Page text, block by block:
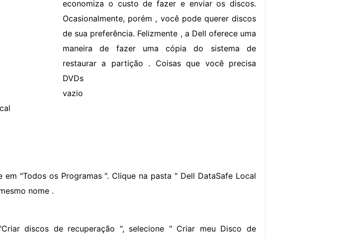
economiza o custo de fazer e enviar os discos.
Ocasionalmente, porém , você pode querer discos
de sua preferência. Felizmente , a Dell oferece uma
maneira de fazer uma cópia do sistema de
restaurar a partição . Coisas que você precisa
DVDs
vazio
em "Todos os Programas ". Clique na pasta " Dell DataSafe Local
nome .
discos de recuperação ", selecione " Criar meu Disco de